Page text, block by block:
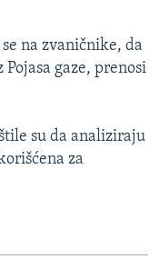
na zvaničnike, da
gaze, prenosi
su da analiziraju
za